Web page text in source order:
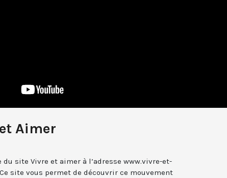
Aimer
du site Vivre et aimer à l’adresse www.vivre-et-
site vous permet de découvrir ce mouvement